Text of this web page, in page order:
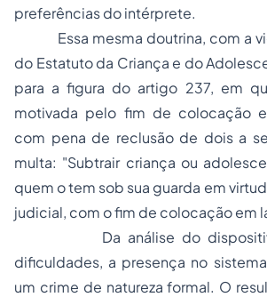
preferências do intérprete.
Essa mesma doutrina, com a
do Estatuto da Criança e do
para a figura do artigo 237, em
motivada pelo fim de colocação
com pena de reclusão de dois a
multa: "Subtrair criança ou
quem o tem sob sua guarda em
judicial, com o fim de colocação em
Da análise do dispositivo
dificuldades, a presença no
um crime de natureza formal. O